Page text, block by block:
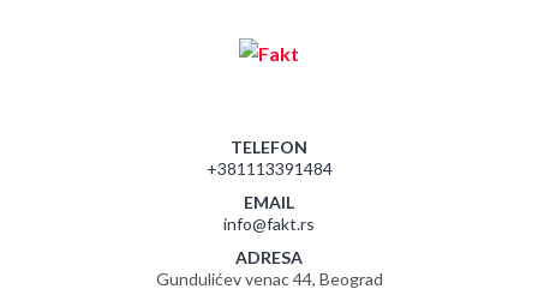
TELEFON
+381113391484
EMAIL
info@fakt.rs
ADRESA
Gundulićev venac 44, Beograd